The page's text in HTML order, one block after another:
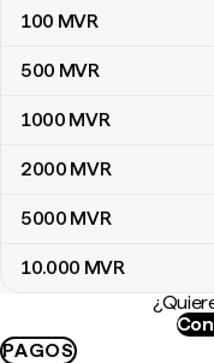
100 MVR
500 MVR
1000 MVR
2000 MVR
5000 MVR
10.000 MVR
PAGOS